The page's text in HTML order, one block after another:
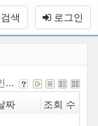
로그인
검색
...
짜 조회 수